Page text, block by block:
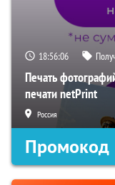
18:56:05
Печать
печати netPrint
Россия
Промокод